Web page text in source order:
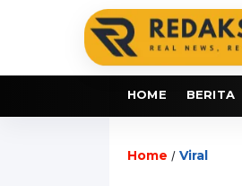
HOME BERITA
Home / Viral